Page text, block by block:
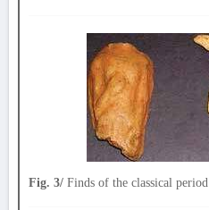
Fig. 3/ Finds of the classical period